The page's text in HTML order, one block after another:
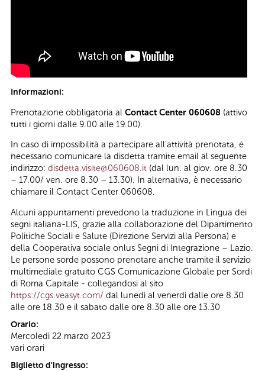
Informazioni:
Prenotazione obbligatoria al Contact Center 060608 (attivo
tutti i giorni dalle 9.00 alle 19.00).
In caso di impossibilità a partecipare all’attività prenotata, è
necessario comunicare la disdetta tramite email al seguente
indirizzo: disdetta.visite@060608.it (dal lun. al giov. ore 8.30
– 17.00/ ven. ore 8.30 – 13.30). In alternativa, è necessario
chiamare il Contact Center 060608.
Alcuni appuntamenti prevedono la traduzione in Lingua dei
segni italiana-LIS, grazie alla collaborazione del Dipartimento
Politiche Sociali e Salute (Direzione Servizi alla Persona) e
della Cooperativa sociale onlus Segni di Integrazione – Lazio.
Le persone sorde possono prenotare anche tramite il servizio
multimediale gratuito CGS Comunicazione Globale per Sordi
di Roma Capitale - collegandosi al sito
https://cgs.veasyt.com/ dal lunedì al venerdì dalle ore 8.30
alle ore 18.30 e il sabato dalle ore 8.30 alle ore 13.30
Orario:
Mercoledì 22 marzo 2023
vari orari
Biglietto d'ingresso: